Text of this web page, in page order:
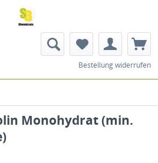
Bestellung widerrufen
Monohydrat (min.